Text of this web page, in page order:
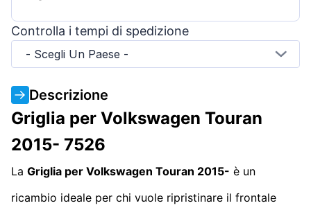
Controlla i tempi di spedizione
- Scegli Un Paese -
Descrizione
Griglia per Volkswagen Touran
2015- 7526
La Griglia per Volkswagen Touran 2015- è un
ricambio ideale per chi vuole ripristinare il frontale